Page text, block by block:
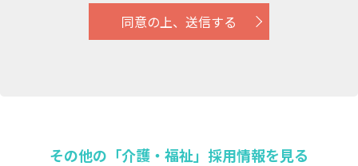
同意の上、送信する
その他の「介護・福祉」採用情報を見る